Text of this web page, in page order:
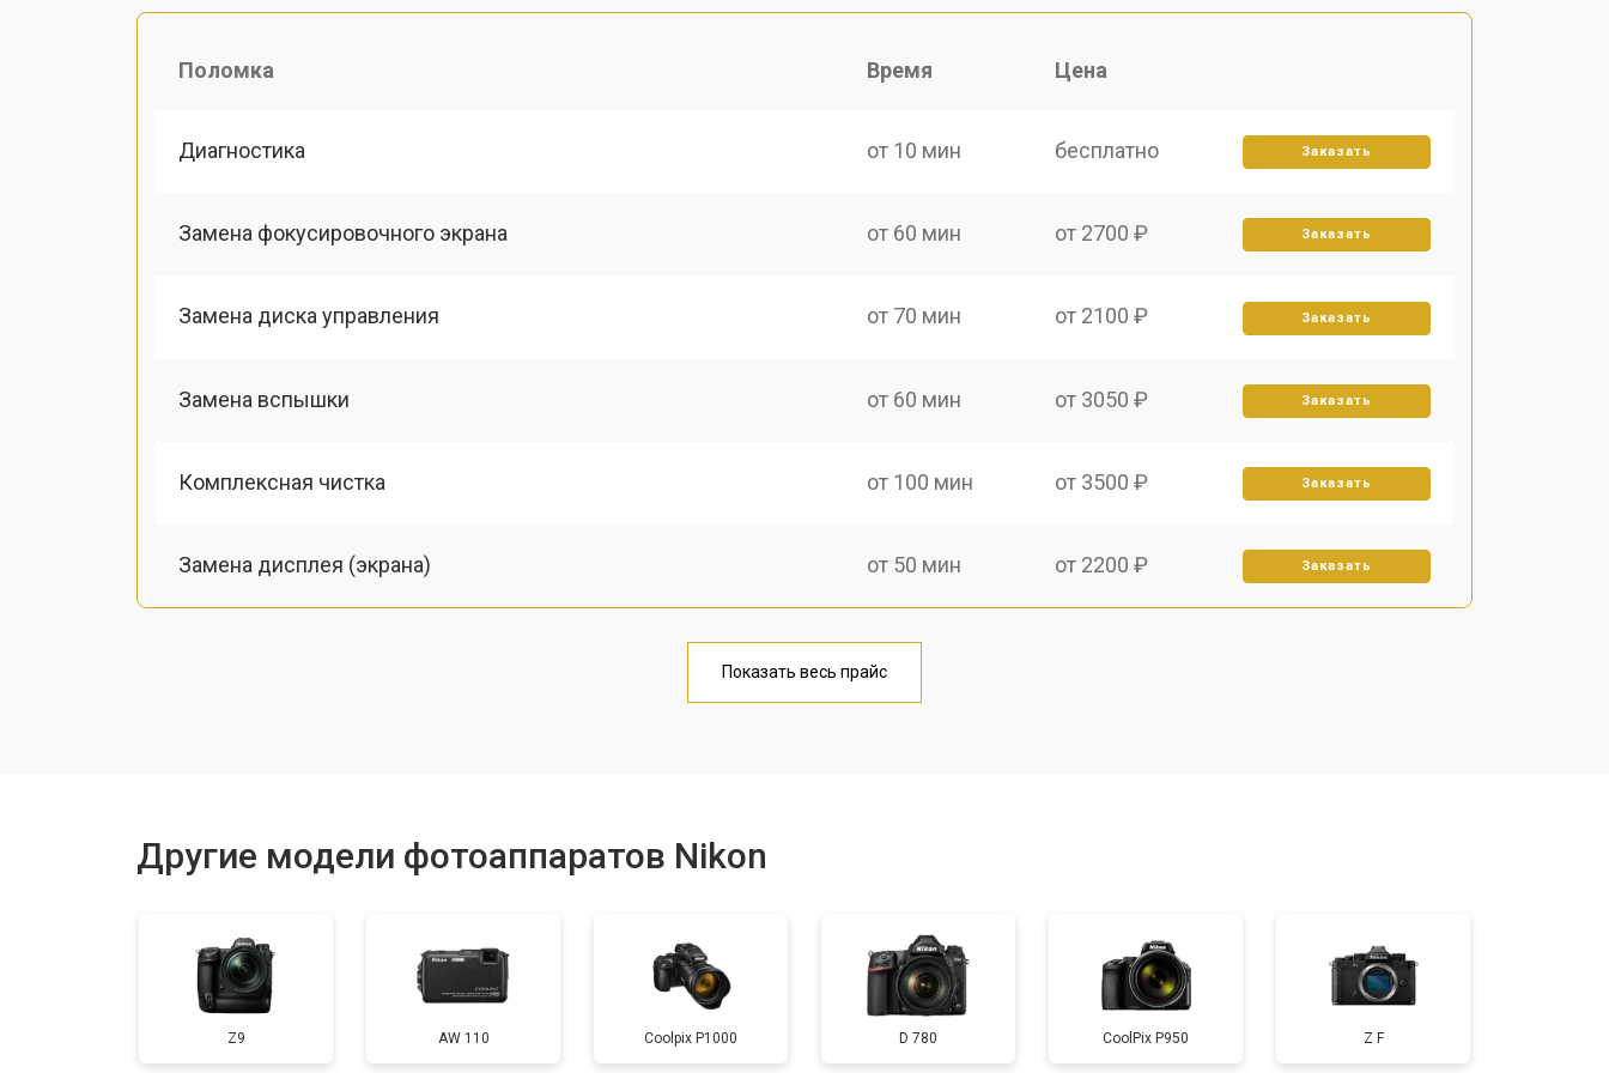
Поломка Время Цена
Диагностика от 10 мин бесплатно Заказать
Замена фокусировочного экрана от 60 мин от 2700 ₽ Заказать
Замена диска управления от 70 мин от 2100 ₽ Заказать
Замена вспышки от 60 мин от 3050 ₽ Заказать
Комплексная чистка от 100 мин от 3500 ₽ Заказать
Замена дисплея (экрана) от 50 мин от 2200 ₽ Заказать
от 80 мин
Замена затвора от 80 мин от 2300 ₽ Заказать
Замена CCD/CMOS матрицы от 70 мин от 4300 ₽ Заказать
Показать весь прайс
Другие модели фотоаппаратов Nikon
Z9 AW 110 Coolpix P1000 D 780 CoolPix P950 Z F